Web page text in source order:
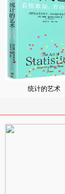
统计的艺术